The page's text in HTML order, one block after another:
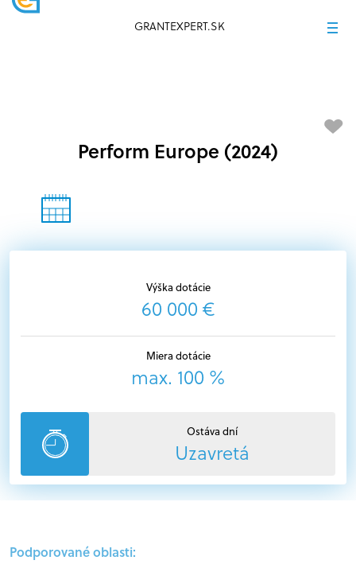
GRANTEXPERT.SK
Výška dotácie
60 000 €
Miera dotácie
max. 100 %
Ostáva dní
Uzavretá
Perform Europe (2024)
Podporované oblasti: